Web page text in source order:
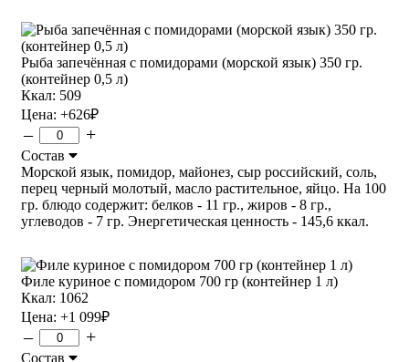
Рыба запечённая с помидорами (морской язык) 350 гр.
(контейнер 0,5 л)
Ккал: 509
Цена: +626₽
– +
Состав
Морской язык, помидор, майонез, сыр российский, соль,
перец черный молотый, масло растительное, яйцо. На 100
гр. блюдо содержит: белков - 11 гр., жиров - 8 гр.,
углеводов - 7 гр. Энергетическая ценность - 145,6 ккал.
Филе куриное с помидором 700 гр (контейнер 1 л)
Ккал: 1062
Цена: +1 099₽
– +
Состав